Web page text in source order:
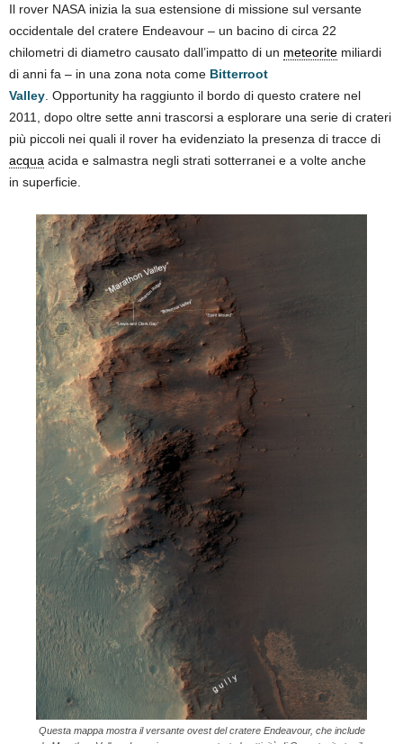
Il rover NASA inizia la sua estensione di missione sul versante
occidentale del cratere Endeavour – un bacino di circa 22
chilometri di diametro causato dall’impatto di un meteorite miliardi
di anni fa – in una zona nota come Bitterroot
Valley. Opportunity ha raggiunto il bordo di questo cratere nel
2011, dopo oltre sette anni trascorsi a esplorare una serie di crateri
più piccoli nei quali il rover ha evidenziato la presenza di tracce di
acqua acida e salmastra negli strati sotterranei e a volte anche
in superficie.
Questa mappa mostra il versante ovest del cratere Endeavour, che include